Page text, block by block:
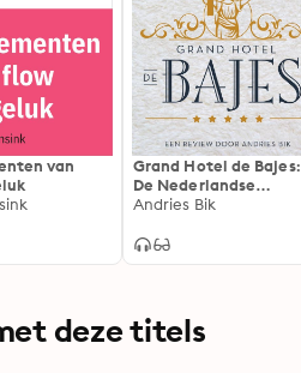
van
Grand Hotel de Bajes:
De Nederlandse
gevangenis: drugs,
een waargebeurd
Andries Bik
deze titels